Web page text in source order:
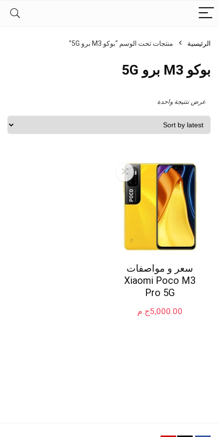
الرئيسية منتجات تحت الوسم “بوكو M3 برو 5G”
بوكو M3 برو 5G
عرض نتتيجة واحدة
سعر و مواصفات
Xiaomi Poco M3
Pro 5G
ج.م5,000.00